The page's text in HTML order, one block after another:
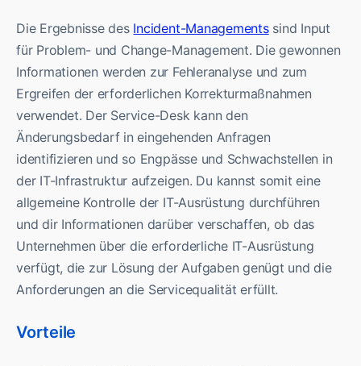
Die Ergebnisse des Incident-Managementssind Input
für Problem- und Change-Management. Die gewonnen
Informationen werden zur Fehleranalyse und zum
Ergreifen der erforderlichen Korrekturmaßnahmen
verwendet. Der Service-Desk kann den
Änderungsbedarf in eingehenden Anfragen
identifizieren und so Engpässe und Schwachstellen in
der IT-Infrastruktur aufzeigen. Du kannst somit eine
allgemeine Kontrolle der IT-Ausrüstung durchführen
und dir Informationen darüber verschaffen, ob das
Unternehmen über die erforderliche IT-Ausrüstung
verfügt, die zur Lösung der Aufgaben genügt und die
Anforderungen an die Servicequalität erfüllt.
Vorteile